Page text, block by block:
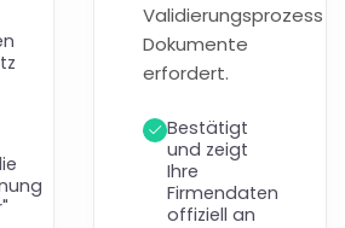
Validierungsprozess
Dokumente
erfordert.
Bestätigt
und zeigt
Ihre
Firmendaten
offiziell an